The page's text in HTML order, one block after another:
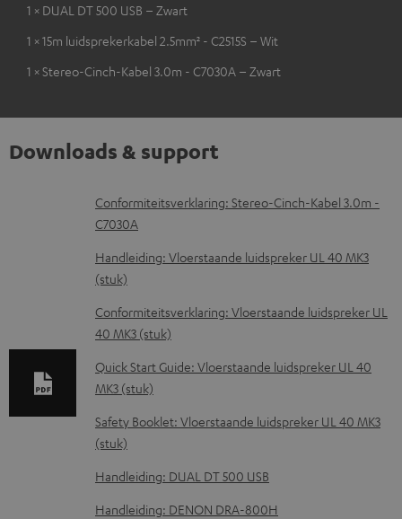
1 × DUAL DT 500 USB – Zwart
1 × 15m luidsprekerkabel 2.5mm² - C2515S – Wit
1 × Stereo-Cinch-Kabel 3.0m - C7030A – Zwart
Downloads & support
D
o
w
n
l
o
a
d
d
o
c
u
Conformiteitsverklaring: Stereo-Cinch-Kabel 3.0m -
C7030A
Handleiding: Vloerstaande luidspreker UL 40 MK3
(stuk)
Conformiteitsverklaring: Vloerstaande luidspreker UL
40 MK3 (stuk)
Quick Start Guide: Vloerstaande luidspreker UL 40
MK3 (stuk)
Safety Booklet: Vloerstaande luidspreker UL 40 MK3
(stuk)
Handleiding: DUAL DT 500 USB
Handleiding: DENON DRA-800H